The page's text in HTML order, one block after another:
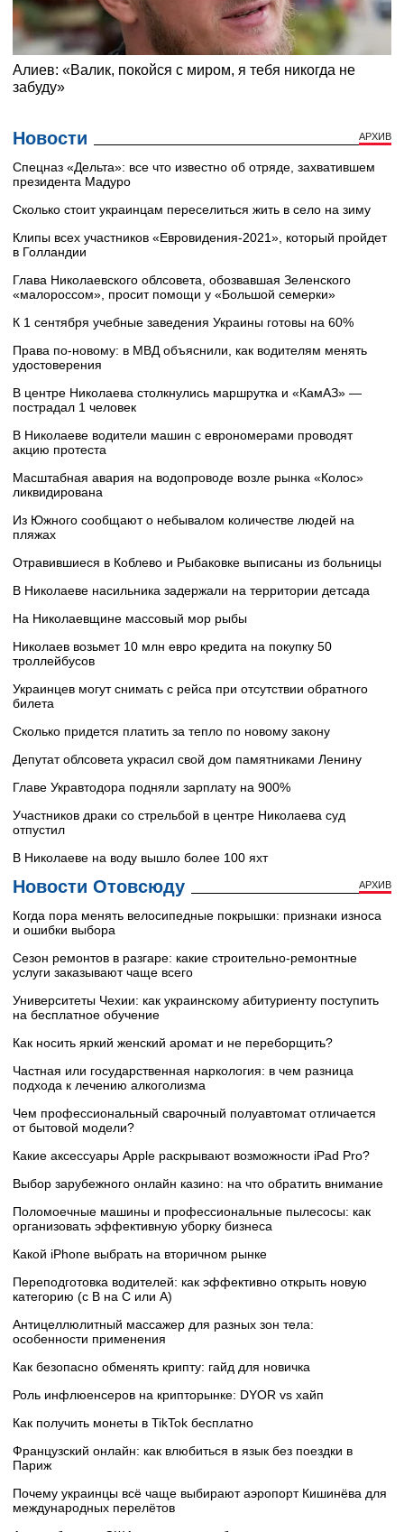
Новости АРХИВ
Cпецназ «Дельта»: все что известно об отряде, захватившем
президента Мадуро
Сколько стоит украинцам переселиться жить в село на зиму
Клипы всех участников «Евровидения-2021», который пройдет
в Голландии
Глава Николаевского облсовета, обозвавшая Зеленского
«малороссом», просит помощи у «Большой семерки»
К 1 сентября учебные заведения Украины готовы на 60%
Права по-новому: в МВД объяснили, как водителям менять
удостоверения
В центре Николаева столкнулись маршрутка и «КамАЗ» —
пострадал 1 человек
В Николаеве водители машин с еврономерами проводят
акцию протеста
Масштабная авария на водопроводе возле рынка «Колос»
ликвидирована
Из Южного сообщают о небывалом количестве людей на
пляжах
Отравившиеся в Коблево и Рыбаковке выписаны из больницы
В Николаеве насильника задержали на территории детсада
На Николаевщине массовый мор рыбы
Николаев возьмет 10 млн евро кредита на покупку 50
троллейбусов
Украинцев могут снимать с рейса при отсутствии обратного
билета
Сколько придется платить за тепло по новому закону
Депутат облсовета украсил свой дом памятниками Ленину
Главе Укравтодора подняли зарплату на 900%
Участников драки со стрельбой в центре Николаева суд
отпустил
В Николаеве на воду вышло более 100 яхт
Новости Отовсюду АРХИВ
Когда пора менять велосипедные покрышки: признаки износа
и ошибки выбора
Сезон ремонтов в разгаре: какие строительно-ремонтные
услуги заказывают чаще всего
Университеты Чехии: как украинскому абитуриенту поступить
на бесплатное обучение
Как носить яркий женский аромат и не переборщить?
Частная или государственная наркология: в чем разница
подхода к лечению алкоголизма
Чем профессиональный сварочный полуавтомат отличается
от бытовой модели?
Какие аксессуары Apple раскрывают возможности iPad Pro?
Выбор зарубежного онлайн казино: на что обратить внимание
Поломоечные машины и профессиональные пылесосы: как
организовать эффективную уборку бизнеса
Какой iPhone выбрать на вторичном рынке
Переподготовка водителей: как эффективно открыть новую
категорию (с B на C или А)
Антицеллюлитный массажер для разных зон тела:
особенности применения
Как безопасно обменять крипту: гайд для новичка
Роль инфлюенсеров на крипторынке: DYOR vs хайп
Как получить монеты в TikTok бесплатно
Французский онлайн: как влюбиться в язык без поездки в
Париж
Почему украинцы всё чаще выбирают аэропорт Кишинёва для
международных перелётов